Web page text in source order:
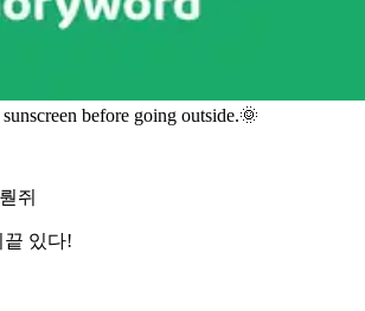
before going outside.🌞
쥐
있다!